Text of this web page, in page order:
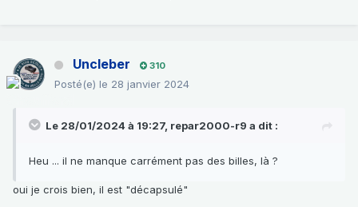
Uncleber 310
Posté(e) le 28 janvier 2024
Le 28/01/2024 à 19:27, repar2000-r9 a dit :
Heu ... il ne manque carrément pas des billes, là ?
oui je crois bien, il est "décapsulé"